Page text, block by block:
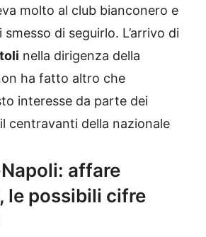
molto al club bianconero e
di seguirlo. L’arrivo di
nella dirigenza della
ha fatto altro che
interesse da parte dei
centravanti della nazionale
affare
le possibili cifre